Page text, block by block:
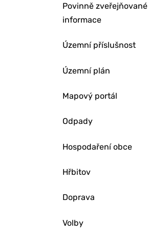
Povinně zveřejňované
informace
Územní příslušnost
Územní plán
Mapový portál
Odpady
Hospodaření obce
Hřbitov
Doprava
Volby